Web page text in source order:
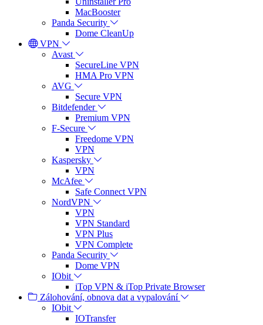
MacBooster
Panda Security
Dome CleanUp
VPN
Avast
SecureLine VPN
HMA Pro VPN
AVG
Secure VPN
Bitdefender
Premium VPN
F-Secure
Freedome VPN
VPN
Kaspersky
VPN
McAfee
Safe Connect VPN
NordVPN
VPN
VPN Standard
VPN Plus
VPN Complete
Panda Security
Dome VPN
IObit
iTop VPN & iTop Private Browser
Zálohování, obnova dat a vypalování
IObit
IOTransfer